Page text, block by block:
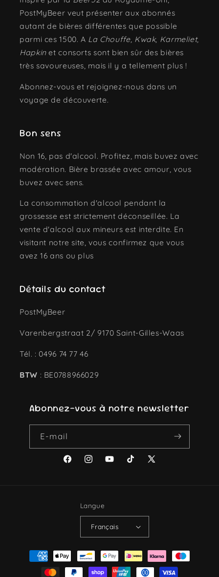
PostMyBeer veut présenter aux abonnés
autant de bières différentes que possible
parmi ces 1500. A La Chouffe, Kwak, Karmeliet,
Hapkinet consorts sont bien sûr des bières
très savoureuses, mais il y a tellement plus !
Abonnez-vous et rejoignez-nous dans un
voyage de découverte.
Bon sens
Non 16, pas d'alcool. Profitez, mais buvez avec
modération. Bière brassée avec amour, vous
buvez avec sens.
La consommation d'alcool pendant la
grossesse est strictement déconseillée. La
vente d'alcool aux mineurs est interdite. En
visitant notre site, vous confirmez que vous
avez 16 ans ou plus
Détails du contact
PostMyBeer
Varenbergstraat 2/ 9170 Saint-Gilles-Waas
Tél. : 0496 74 77 46
BTW : BE0788966029
Abonnez-vous à notre newsletter
E-mail
FacebookInstagramYouTubeTikTokX
Langue
Français
Moyens